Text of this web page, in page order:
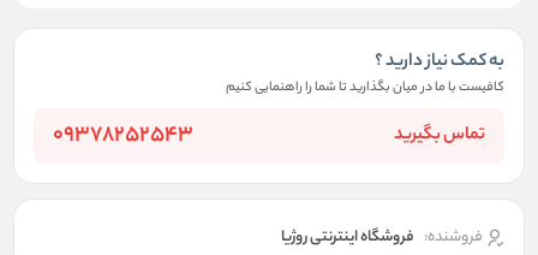
به کمک نیاز دارید ؟
کافیست با ما در میان بگذارید تا شما را راهنمایی کنیم
تماس بگیرید 09378252543
فروشنده: فروشگاه اینترنتی روژیا